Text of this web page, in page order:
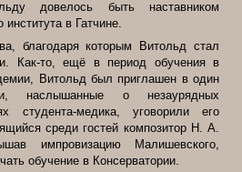
довелось быть наставником
института в Гатчине.
благодаря которым Витольд стал
Как-то, ещё в период обучения в
Витольд был приглашен в один
наслышанные о незаурядных
студента-медика, уговорили его
среди гостей композитор Н. А.
импровизацию Малишевского,
обучение в Консерватории.